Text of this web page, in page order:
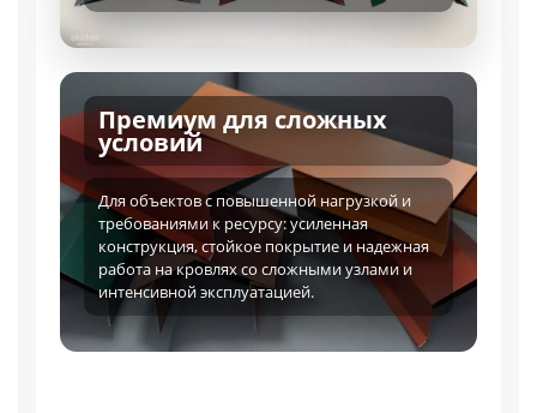
Премиум для сложных
условий
Для объектов с повышенной нагрузкой и
требованиями к ресурсу: усиленная
конструкция, стойкое покрытие и надежная
работа на кровлях со сложными узлами и
интенсивной эксплуатацией.